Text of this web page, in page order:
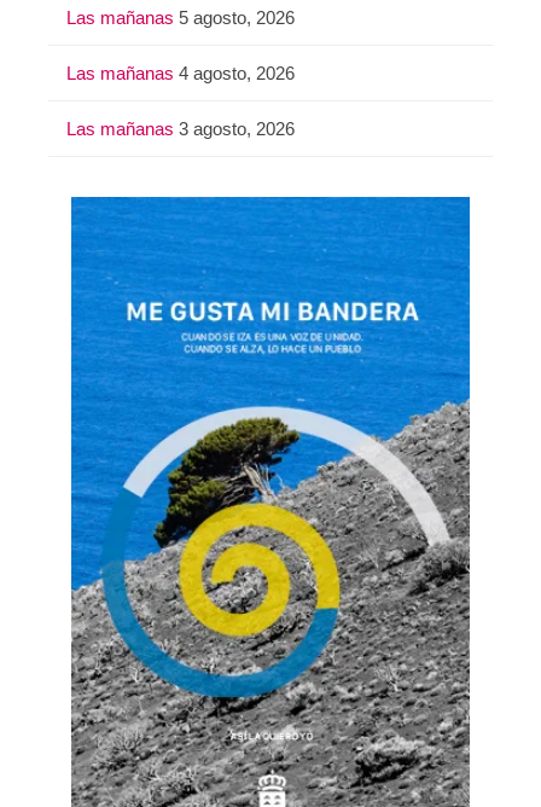
Las mañanas 5 agosto, 2026
Las mañanas 4 agosto, 2026
Las mañanas 3 agosto, 2026